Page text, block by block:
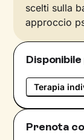
scelti sulla
approccio
Terapia
Prenota